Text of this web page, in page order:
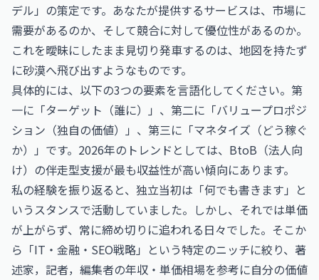
デル」の策定です。あなたが提供するサービスは、市場に
需要があるのか、そして競合に対して優位性があるのか。
これを曖昧にしたまま見切り発車するのは、地図を持たず
に砂漠へ飛び出すようなものです。
具体的には、以下の3つの要素を言語化してください。第
一に「ターゲット（誰に）」、第二に「バリュープロポジ
ション（独自の価値）」、第三に「マネタイズ（どう稼ぐ
か）」です。2026年のトレンドとしては、BtoB（法人向
け）の伴走型支援が最も収益性が高い傾向にあります。
私の経験を振り返ると、独立当初は「何でも書きます」と
いうスタンスで活動していました。しかし、それでは単価
が上がらず、常に締め切りに追われる日々でした。そこか
ら「IT・金融・SEO戦略」という特定のニッチに絞り、 著
述家，記者，編集者の年収・単価相場を参考に自分の価値